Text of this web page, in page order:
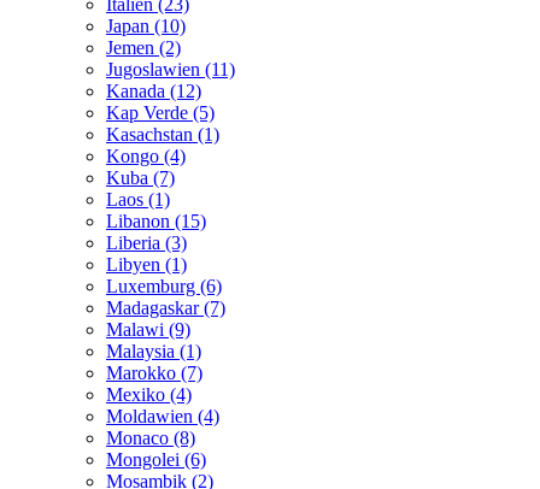
Japan (10)
Jemen (2)
Jugoslawien (11)
Kanada (12)
Kap Verde (5)
Kasachstan (1)
Kongo (4)
Kuba (7)
Laos (1)
Libanon (15)
Liberia (3)
Libyen (1)
Luxemburg (6)
Madagaskar (7)
Malawi (9)
Malaysia (1)
Marokko (7)
Mexiko (4)
Moldawien (4)
Monaco (8)
Mongolei (6)
Mosambik (2)